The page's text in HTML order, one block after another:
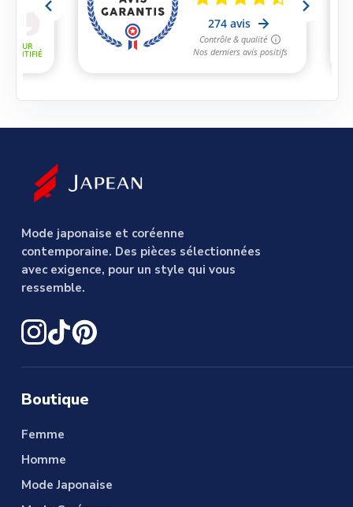
Mode japonaise et coréenne
contemporaine. Des pièces sélectionnées
avec exigence, pour un style qui vous
ressemble.
Boutique
Femme
Homme
Mode Japonaise